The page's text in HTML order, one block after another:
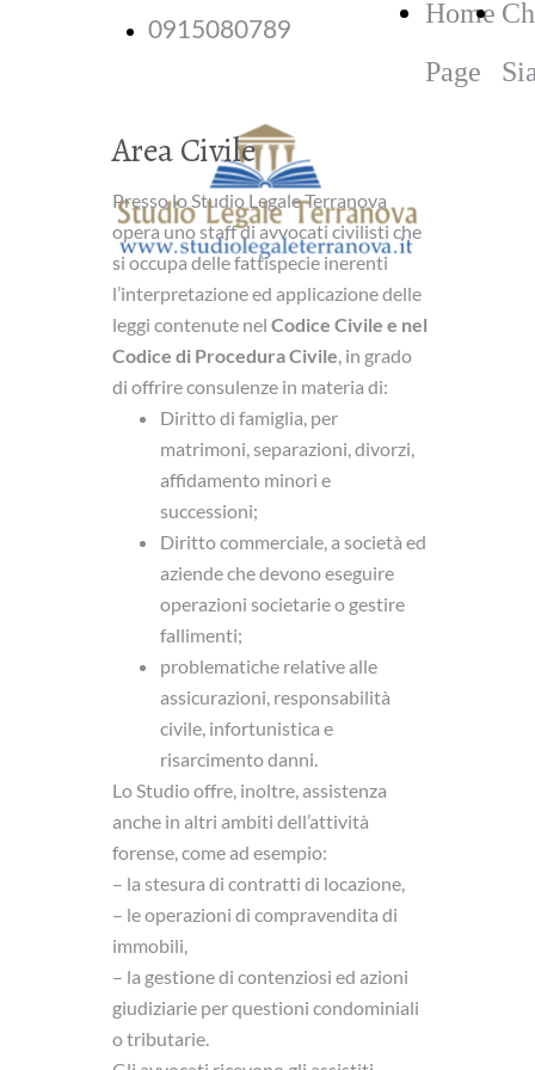
Home
Page
0915080789
Area Civile
Presso lo Studio Legale Terranova
opera uno staff di avvocati civilisti che
si occupa delle fattispecie inerenti
l’interpretazione ed applicazione delle
leggi contenute nel Codice Civile e nel
Codice di Procedura Civile , in grado
di offrire consulenze in materia di:
Diritto di famiglia, per
matrimoni, separazioni, divorzi,
affidamento minori e
successioni;
Diritto commerciale, a società ed
aziende che devono eseguire
operazioni societarie o gestire
fallimenti;
problematiche relative alle
assicurazioni, responsabilità
civile, infortunistica e
risarcimento danni.
Lo Studio offre, inoltre, assistenza
anche in altri ambiti dell’attività
forense, come ad esempio:
– la stesura di contratti di locazione,
– le operazioni di compravendita di
immobili,
– la gestione di contenziosi ed azioni
giudiziarie per questioni condominiali
o tributarie.